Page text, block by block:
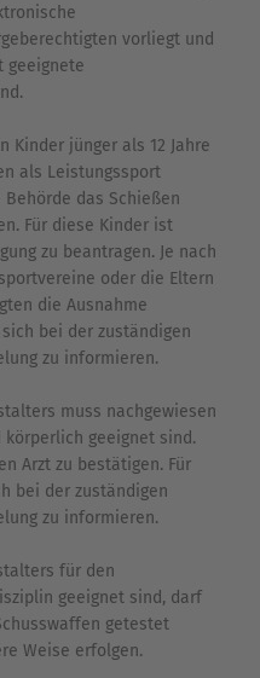
vorliegt und
geeignete
jünger als 12 Jahre
als Leistungssport
das Schießen
Für diese Kinder ist
zu beantragen. Je nach
oder die Eltern
die Ausnahme
bei der zuständigen
zu informieren.
muss nachgewiesen
geeignet sind.
Arzt zu bestätigen. Für
bei der zuständigen
zu informieren.
für den
geeignet sind, darf
getestet
Weise erfolgen.